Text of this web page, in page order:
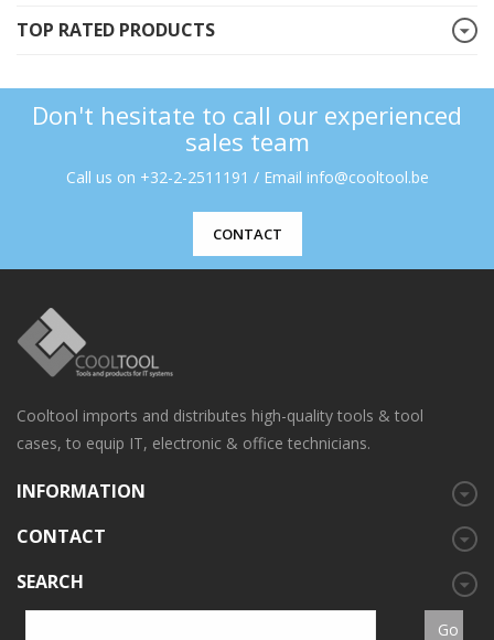
TOP RATED PRODUCTS
Don't hesitate to call our experienced
sales team
Call us on +32-2-2511191 / Email info@cooltool.be
CONTACT
Cooltool imports and distributes high-quality tools & tool
cases, to equip IT, electronic & office technicians.
INFORMATION
CONTACT
SEARCH